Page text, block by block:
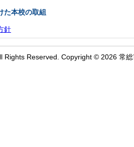
た本校の取組
針
Rights Reserved. Copyright © 2026 常